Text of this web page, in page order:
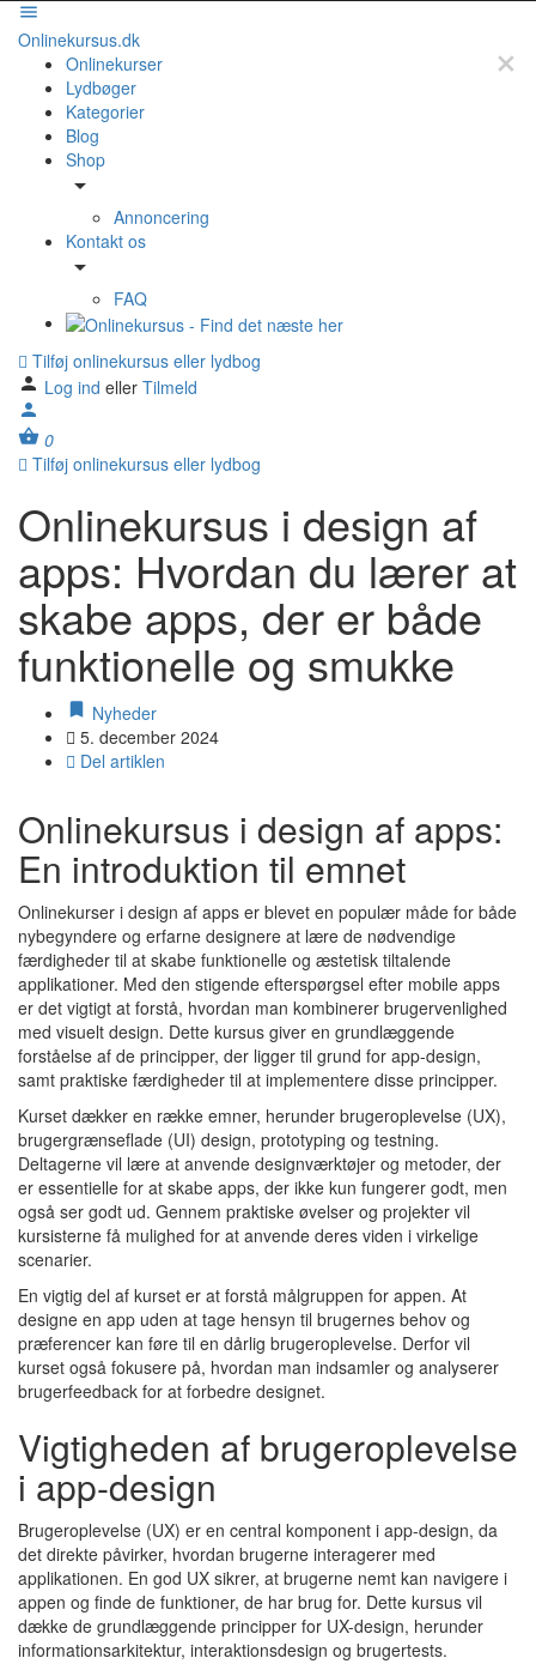
Onlinekursus.dk
Onlinekurser
Lydbøger
Kategorier
Blog
Shop
Annoncering
Kontakt os
FAQ
Tilføj onlinekursus eller lydbog
Log ind eller Tilmeld
0
Tilføj onlinekursus eller lydbog
Onlinekursus i design af
apps: Hvordan du lærer at
skabe apps, der er både
funktionelle og smukke
Nyheder
5. december 2024
Del artiklen
Onlinekursus i design af apps:
En introduktion til emnet
Onlinekurser i design af apps er blevet en populær måde for både
nybegyndere og erfarne designere at lære de nødvendige
færdigheder til at skabe funktionelle og æstetisk tiltalende
applikationer. Med den stigende efterspørgsel efter mobile apps
er det vigtigt at forstå, hvordan man kombinerer brugervenlighed
med visuelt design. Dette kursus giver en grundlæggende
forståelse af de principper, der ligger til grund for app-design,
samt praktiske færdigheder til at implementere disse principper.
Kurset dækker en række emner, herunder brugeroplevelse (UX),
brugergrænseflade (UI) design, prototyping og testning.
Deltagerne vil lære at anvende designværktøjer og metoder, der
er essentielle for at skabe apps, der ikke kun fungerer godt, men
også ser godt ud. Gennem praktiske øvelser og projekter vil
kursisterne få mulighed for at anvende deres viden i virkelige
scenarier.
En vigtig del af kurset er at forstå målgruppen for appen. At
designe en app uden at tage hensyn til brugernes behov og
præferencer kan føre til en dårlig brugeroplevelse. Derfor vil
kurset også fokusere på, hvordan man indsamler og analyserer
brugerfeedback for at forbedre designet.
Vigtigheden af brugeroplevelse
i app-design
Brugeroplevelse (UX) er en central komponent i app-design, da
det direkte påvirker, hvordan brugerne interagerer med
applikationen. En god UX sikrer, at brugerne nemt kan navigere i
appen og finde de funktioner, de har brug for. Dette kursus vil
dække de grundlæggende principper for UX-design, herunder
informationsarkitektur, interaktionsdesign og brugertests.